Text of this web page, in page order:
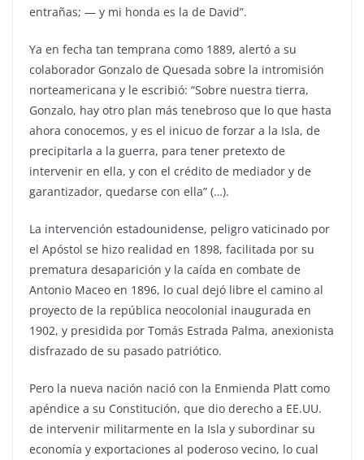
entrañas; — y mi honda es la de David”.
Ya en fecha tan temprana como 1889, alertó a su
colaborador Gonzalo de Quesada sobre la intromisión
norteamericana y le escribió: “Sobre nuestra tierra,
Gonzalo, hay otro plan más tenebroso que lo que hasta
ahora conocemos, y es el inicuo de forzar a la Isla, de
precipitarla a la guerra, para tener pretexto de
intervenir en ella, y con el crédito de mediador y de
garantizador, quedarse con ella” (…).
La intervención estadounidense, peligro vaticinado por
el Apóstol se hizo realidad en 1898, facilitada por su
prematura desaparición y la caída en combate de
Antonio Maceo en 1896, lo cual dejó libre el camino al
proyecto de la república neocolonial inaugurada en
1902, y presidida por Tomás Estrada Palma, anexionista
disfrazado de su pasado patriótico.
Pero la nueva nación nació con la Enmienda Platt como
apéndice a su Constitución, que dio derecho a EE.UU.
de intervenir militarmente en la Isla y subordinar su
economía y exportaciones al poderoso vecino, lo cual